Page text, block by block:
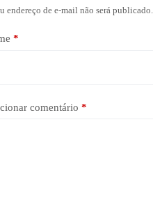
endereço de e-mail não será publicado.
*
comentário *